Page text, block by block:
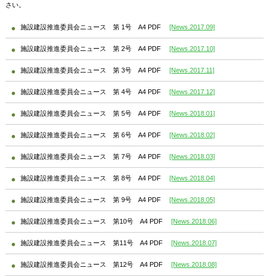
さい。
施設建設推進委員会ニュース 第 1号 A4 PDF [News.2017.09]
施設建設推進委員会ニュース 第 2号 A4 PDF [News.2017.10]
施設建設推進委員会ニュース 第 3号 A4 PDF [News.2017.11]
施設建設推進委員会ニュース 第 4号 A4 PDF [News.2017.12]
施設建設推進委員会ニュース 第 5号 A4 PDF [News.2018.01]
施設建設推進委員会ニュース 第 6号 A4 PDF [News.2018.02]
施設建設推進委員会ニュース 第 7号 A4 PDF [News.2018.03]
施設建設推進委員会ニュース 第 8号 A4 PDF [News.2018.04]
施設建設推進委員会ニュース 第 9号 A4 PDF [News.2018.05]
施設建設推進委員会ニュース 第10号 A4 PDF [News.2018.06]
施設建設推進委員会ニュース 第11号 A4 PDF [News.2018.07]
施設建設推進委員会ニュース 第12号 A4 PDF [News.2018.08]